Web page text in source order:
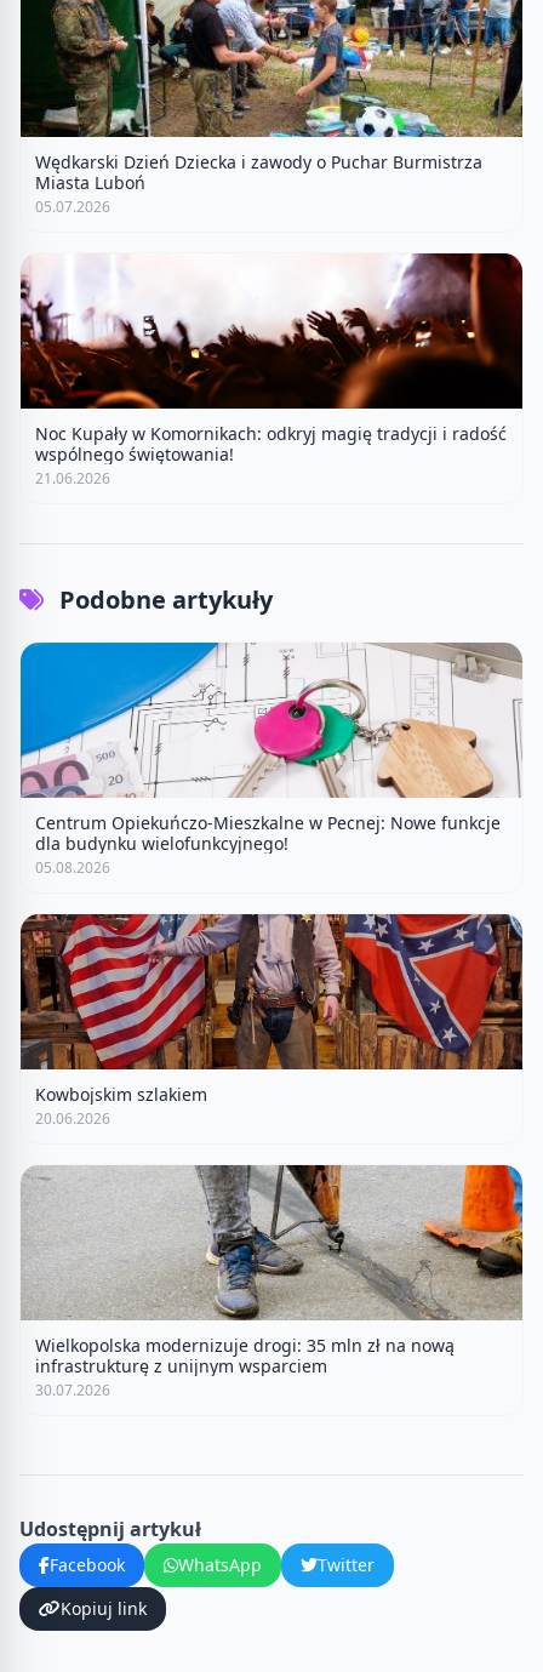
Wędkarski Dzień Dziecka i zawody o Puchar Burmistrza
Miasta Luboń
05.07.2026
Noc Kupały w Komornikach: odkryj magię tradycji i radość
wspólnego świętowania!
21.06.2026
Podobne artykuły
Centrum Opiekuńczo-Mieszkalne w Pecnej: Nowe funkcje
dla budynku wielofunkcyjnego!
05.08.2026
Kowbojskim szlakiem
20.06.2026
Wielkopolska modernizuje drogi: 35 mln zł na nową
infrastrukturę z unijnym wsparciem
30.07.2026
Udostępnij artykuł
Facebook WhatsApp
Twitter
Kopiuj link